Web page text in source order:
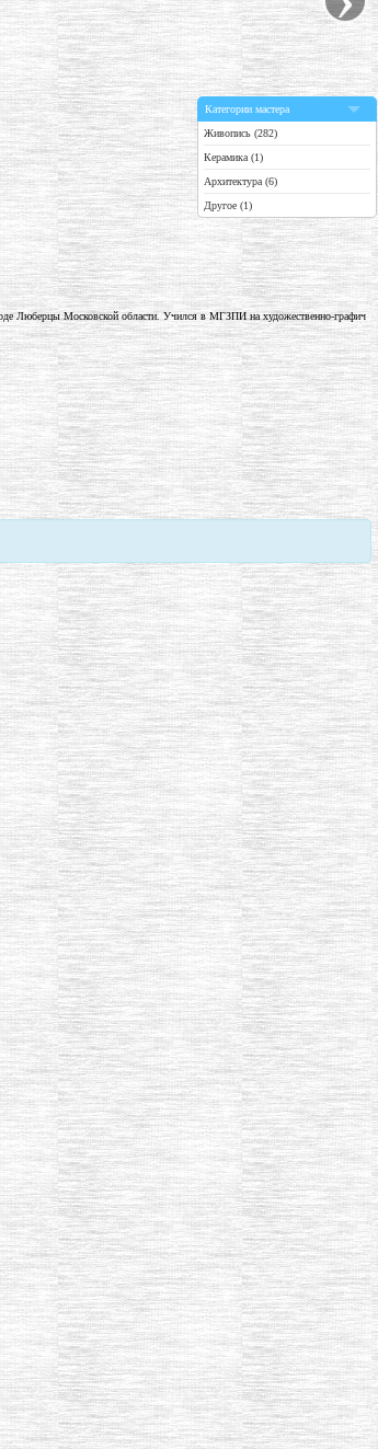
Категории мастера
Живопись (282)
Керамика (1)
Архитектура (6)
Другое (1)
Люберцы Московской области. Учился в МГЗПИ на художественно-графич